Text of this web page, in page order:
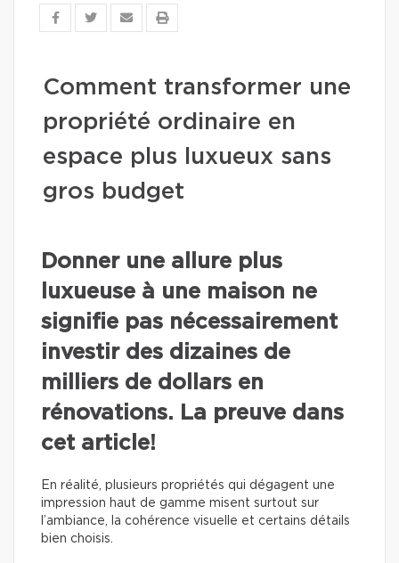
Comment transformer une
propriété ordinaire en
espace plus luxueux sans
gros budget
Donner une allure plus
luxueuse à une maison ne
signifie pas nécessairement
investir des dizaines de
milliers de dollars en
rénovations. La preuve dans
cet article!
En réalité, plusieurs propriétés qui dégagent une
impression haut de gamme misent surtout sur
l’ambiance, la cohérence visuelle et certains détails
bien choisis.